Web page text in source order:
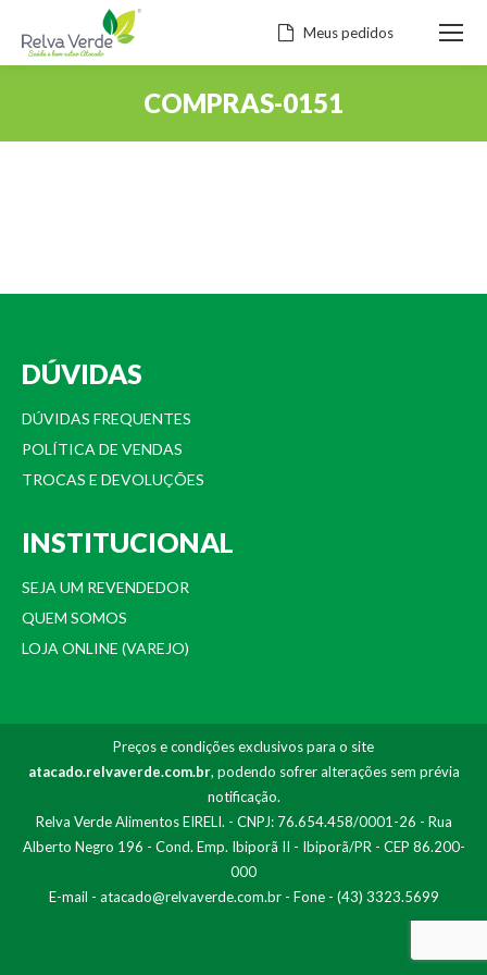
Meus pedidos
COMPRAS-0151
DÚVIDAS
DÚVIDAS FREQUENTES
POLÍTICA DE VENDAS
TROCAS E DEVOLUÇÕES
INSTITUCIONAL
SEJA UM REVENDEDOR
QUEM SOMOS
LOJA ONLINE (VAREJO)
Preços e condições exclusivos para o site
atacado.relvaverde.com.br, podendo sofrer alterações sem prévia
notificação.
Relva Verde Alimentos EIRELI. - CNPJ: 76.654.458/0001-26 - Rua
Alberto Negro 196 - Cond. Emp. Ibiporã II - Ibiporã/PR - CEP 86.200-
000
E-mail - atacado@relvaverde.com.br- Fone - (43) 3323.5699